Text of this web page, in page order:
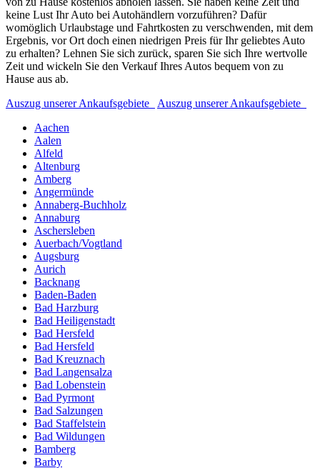
keine Lust Ihr Auto bei Autohändlern vorzuführen? Dafür
womöglich Urlaubstage und Fahrtkosten zu verschwenden, mit dem
Ergebnis, vor Ort doch einen niedrigen Preis für Ihr geliebtes Auto
zu erhalten? Lehnen Sie sich zurück, sparen Sie sich Ihre wertvolle
Zeit und wickeln Sie den Verkauf Ihres Autos bequem von zu
Hause aus ab.
Auszug unserer Ankaufsgebiete
Auszug unserer Ankaufsgebiete
Aachen
Aalen
Alfeld
Altenburg
Amberg
Angermünde
Annaberg-Buchholz
Annaburg
Aschersleben
Auerbach/Vogtland
Augsburg
Aurich
Backnang
Baden-Baden
Bad Harzburg
Bad Heiligenstadt
Bad Hersfeld
Bad Hersfeld
Bad Kreuznach
Bad Langensalza
Bad Lobenstein
Bad Pyrmont
Bad Salzungen
Bad Staffelstein
Bad Wildungen
Bamberg
Barby